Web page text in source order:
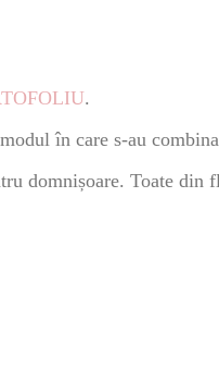
.
în care s-au
domnișoare. Toate din